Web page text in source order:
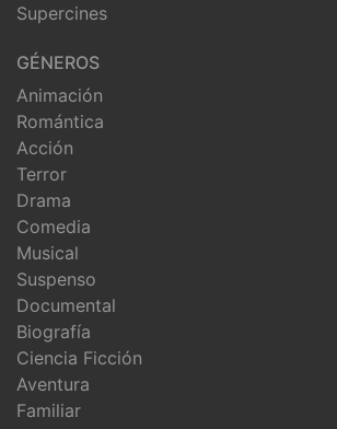
Supercines
GÉNEROS
Animación
Romántica
Acción
Terror
Drama
Comedia
Musical
Suspenso
Documental
Biografía
Ciencia Ficción
Aventura
Familiar